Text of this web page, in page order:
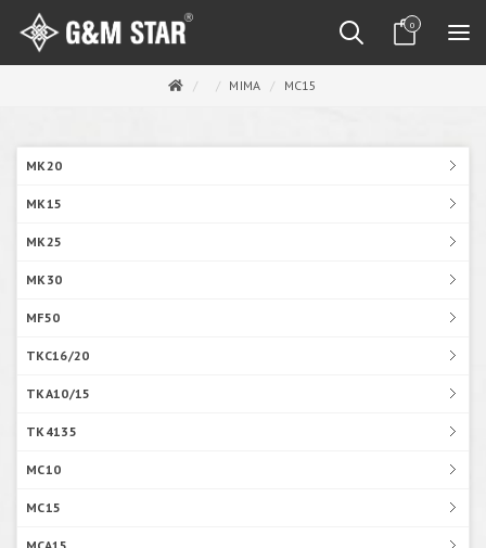
0
MIMA MC15
MK20
MK15
MK25
MK30
MF50
TKC16/20
TKA10/15
TK4135
MC10
MC15